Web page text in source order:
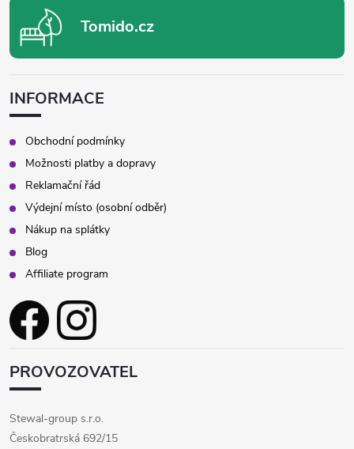
Tomido.cz
INFORMACE
Obchodní podmínky
Možnosti platby a dopravy
Reklamační řád
Výdejní místo (osobní odběr)
Nákup na splátky
Blog
Affiliate program
PROVOZOVATEL
Stewal-group s.r.o.
Českobratrská 692/15